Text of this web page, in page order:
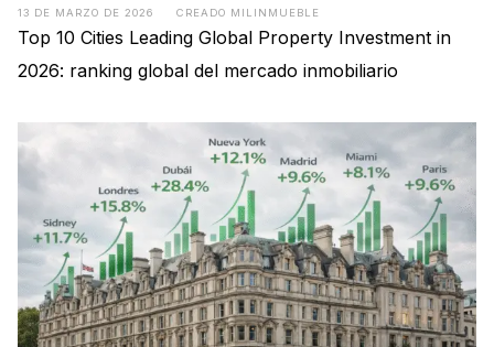
13 DE MARZO DE 2026 CREADO MILINMUEBLE
Top 10 Cities Leading Global Property Investment in
2026: ranking global del mercado inmobiliario